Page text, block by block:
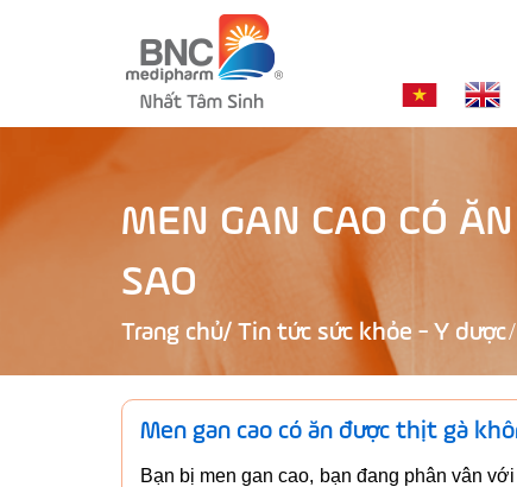
MEN GAN CAO CÓ
SAO
Trang chủ/ Tin tức sức khỏe - Y dược
Men gan cao có ăn được thịt gà
Bạn bị men gan cao, bạn đang phân vân